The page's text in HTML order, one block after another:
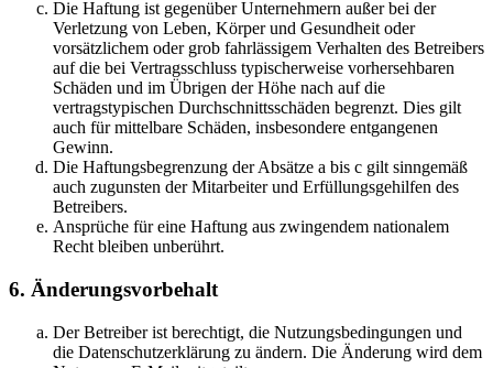
Die Haftung ist gegenüber Unternehmern außer bei der
Verletzung von Leben, Körper und Gesundheit oder
vorsätzlichem oder grob fahrlässigem Verhalten des Betreibers
auf die bei Vertragsschluss typischerweise vorhersehbaren
Schäden und im Übrigen der Höhe nach auf die
vertragstypischen Durchschnittsschäden begrenzt. Dies gilt
auch für mittelbare Schäden, insbesondere entgangenen
Gewinn.
Die Haftungsbegrenzung der Absätze a bis c gilt sinngemäß
auch zugunsten der Mitarbeiter und Erfüllungsgehilfen des
Betreibers.
Ansprüche für eine Haftung aus zwingendem nationalem
Recht bleiben unberührt.
6. Änderungsvorbehalt
Der Betreiber ist berechtigt, die Nutzungsbedingungen und
die Datenschutzerklärung zu ändern. Die Änderung wird dem